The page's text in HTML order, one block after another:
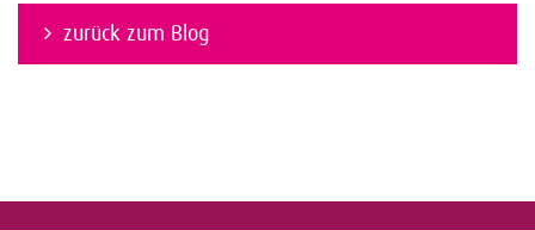
zurück zum Blog